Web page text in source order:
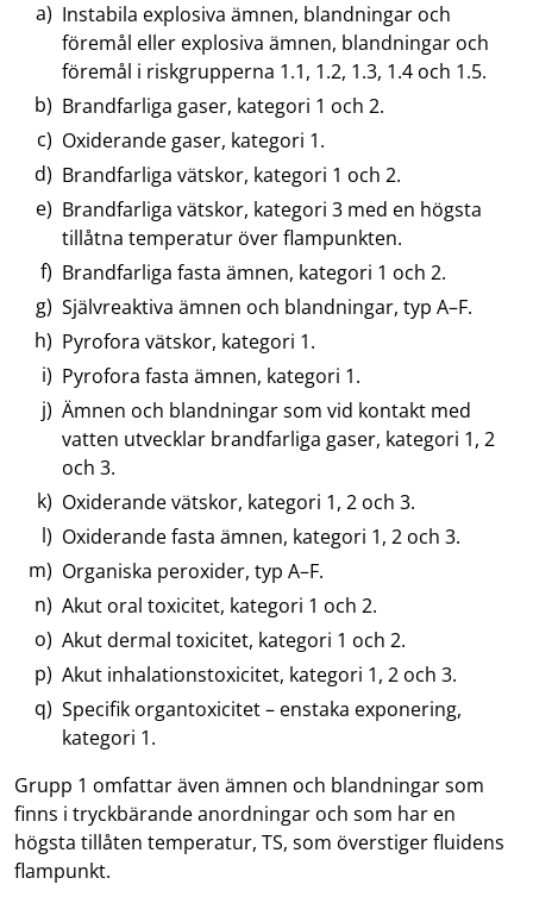
Instabila explosiva ämnen, blandningar och
föremål eller explosiva ämnen, blandningar och
föremål i riskgrupperna 1.1, 1.2, 1.3, 1.4 och 1.5.
Brandfarliga gaser, kategori 1 och 2.
Oxiderande gaser, kategori 1.
Brandfarliga vätskor, kategori 1 och 2.
Brandfarliga vätskor, kategori 3 med en högsta
tillåtna temperatur över flampunkten.
Brandfarliga fasta ämnen, kategori 1 och 2.
Självreaktiva ämnen och blandningar, typ A–F.
Pyrofora vätskor, kategori 1.
Pyrofora fasta ämnen, kategori 1.
Ämnen och blandningar som vid kontakt med
vatten utvecklar brandfarliga gaser, kategori 1, 2
och 3.
Oxiderande vätskor, kategori 1, 2 och 3.
Oxiderande fasta ämnen, kategori 1, 2 och 3.
Organiska peroxider, typ A–F.
Akut oral toxicitet, kategori 1 och 2.
Akut dermal toxicitet, kategori 1 och 2.
Akut inhalationstoxicitet, kategori 1, 2 och 3.
Specifik organtoxicitet – enstaka exponering,
kategori 1.
Grupp 1 omfattar även ämnen och blandningar som
finns i tryckbärande anordningar och som har en
högsta tillåten temperatur, TS, som överstiger fluidens
flampunkt.